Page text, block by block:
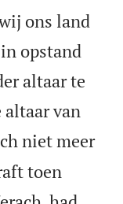
ons land
opstand
altaar te
altaar van
niet meer
toen